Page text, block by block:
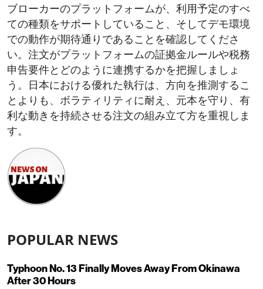
ブローカーのプラットフォームが、利用予定のすべ
ての種類をサポートしていること、そしてデモ環境
での動作が期待通りであることを確認してくださ
い。注文がプラットフォームの証拠金ルールや税務
申告要件とどのように連携するかを把握しましょ
う。日本における優れた執行は、方向を推測するこ
とよりも、ボラティリティに耐え、元本を守り、有
利な動きを持続させる注文の組み立て方を重視しま
す。
POPULAR NEWS
Typhoon No. 13 Finally Moves Away From Okinawa
After 30 Hours